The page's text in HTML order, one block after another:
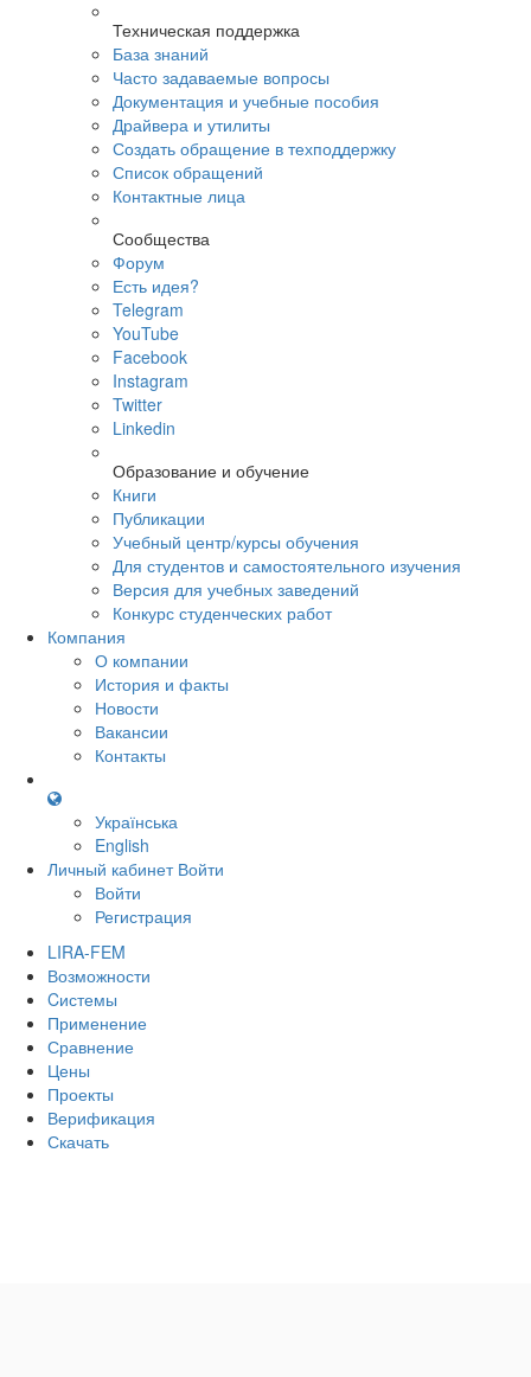
Техническая поддержка
База знаний
Часто задаваемые вопросы
Документация и учебные пособия
Драйвера и утилиты
Создать обращение в техподдержку
Список обращений
Контактные лица
Сообщества
Форум
Есть идея?
Telegram
YouTube
Facebook
Instagram
Twitter
Linkedin
Образование и обучение
Книги
Публикации
Учебный центр/курсы обучения
Для студентов и самостоятельного изучения
Версия для учебных заведений
Конкурс студенческих работ
Компания
О компании
История и факты
Новости
Вакансии
Контакты
Українська
English
Личный кабинет Войти
Войти
Регистрация
LIRA-FEM
Возможности
Cистемы
Применение
Сравнение
Цены
Проекты
Верификация
Скачать